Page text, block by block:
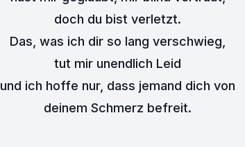
doch du bist verletzt.
Das, was ich dir so lang verschwieg,
tut mir unendlich Leid
und ich hoffe nur, dass jemand dich von
deinem Schmerz befreit.